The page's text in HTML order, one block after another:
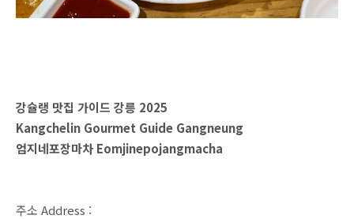
강슐랭 맛집 가이드 강릉 2025
Kangchelin Gourmet Guide Gangneung
엄지네포장마차 Eomjinepojangmacha
주소 Address :